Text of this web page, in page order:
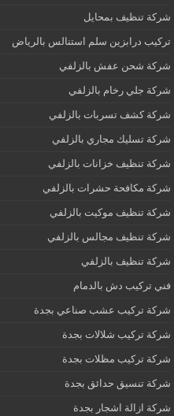
شركة تنظيف بمحايل
تركيب درابزين سلم استنالس بالرياض
شركة شحن عفش بالزلفي
شركة جلي رخام بالزلفي
شركة كشف تسربات بالزلفي
شركة تسليك مجاري بالزلفي
شركة تنظيف خزانات بالزلفي
شركة مكافحة حشرات بالزلفي
شركة تنظيف موكيت بالزلفي
شركة تنظيف مجالس بالزلفي
شركة تنظيف بالزلفي
فني تركيب دش بالدمام
شركة تركيب عشب صناعي بجدة
شركة تركيب شلالات بجدة
شركة تركيب مظلات بجدة
شركة تنسيق حدائق بجدة
شركة ازالة اشجار بجدة